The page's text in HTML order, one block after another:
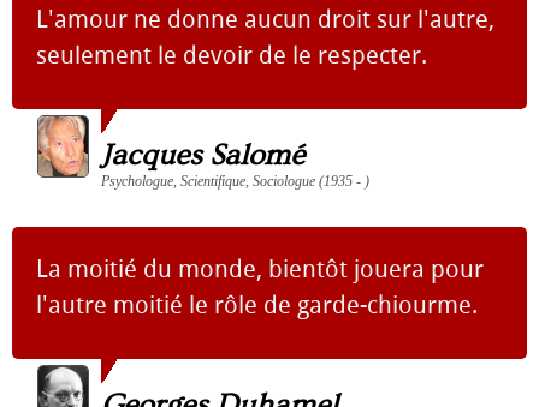
L'amour ne donne aucun droit sur l'autre,
seulement le devoir de le respecter.
Jacques Salomé
Psychologue, Scientifique, Sociologue (1935 - )
La moitié du monde, bientôt jouera pour
l'autre moitié le rôle de garde-chiourme.